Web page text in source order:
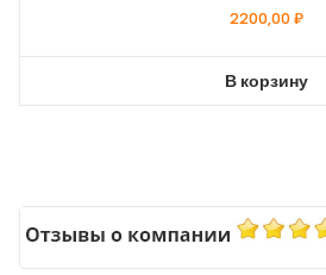
2200,00₽
В корзину